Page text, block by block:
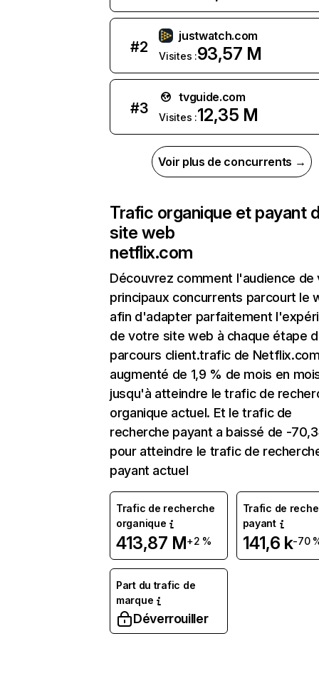
#2
justwatch.com
Visites :93,57 M
#3
tvguide.com
Visites :12,35 M
Voir plus de concurrents →
Trafic organique et payant
site web
netflix.com
Découvrez comment l'audience de
principaux concurrents parcourt le
afin d'adapter parfaitement
de votre site web à chaque étape
parcours client.trafic de
augmenté de 1,9 % de mois en
jusqu'à atteindre le trafic de
organique actuel. Et le trafic de
recherche payant a baissé de -
pour atteindre le trafic de
payant actuel
Trafic de recherche
organique
413,87 M+2 %
Trafic de
payant
141,6 k-70
Part du trafic de
marque
Déverrouiller